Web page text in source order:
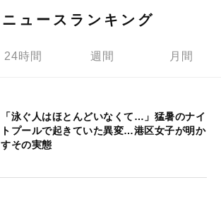
ニュースランキング
24時間 週間 月間
「泳ぐ人はほとんどいなくて…」猛暑のナイ
トプールで起きていた異変…港区女子が明か
すその実態